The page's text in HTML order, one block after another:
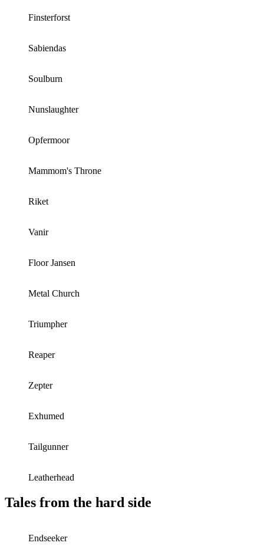
Finsterforst
Sabiendas
Soulburn
Nunslaughter
Opfermoor
Mammom's Throne
Riket
Vanir
Floor Jansen
Metal Church
Triumpher
Reaper
Zepter
Exhumed
Tailgunner
Leatherhead
Tales from the hard side
Endseeker